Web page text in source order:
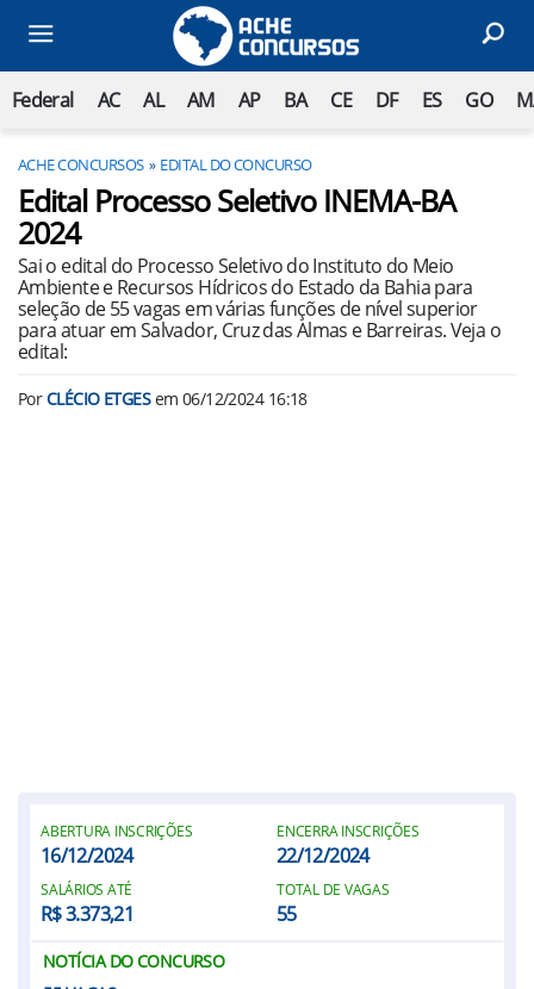
Federal AC AL AM AP BA CE DF ES GO
ACHE CONCURSOS EDITAL DO CONCURSO
Edital Processo Seletivo INEMA-BA
2024
Sai o edital do Processo Seletivo do Instituto do Meio
Ambiente e Recursos Hídricos do Estado da Bahia para
seleção de 55 vagas em várias funções de nível superior
para atuar em Salvador, Cruz das Almas e Barreiras. Veja o
edital:
PorCLÉCIO ETGESem 06/12/2024 16:18
ABERTURA INSCRIÇÕES
16/12/2024
ENCERRA INSCRIÇÕES
22/12/2024
SALÁRIOS ATÉ
R$ 3.373,21
TOTAL DE VAGAS
55
NOTÍCIA DO CONCURSO